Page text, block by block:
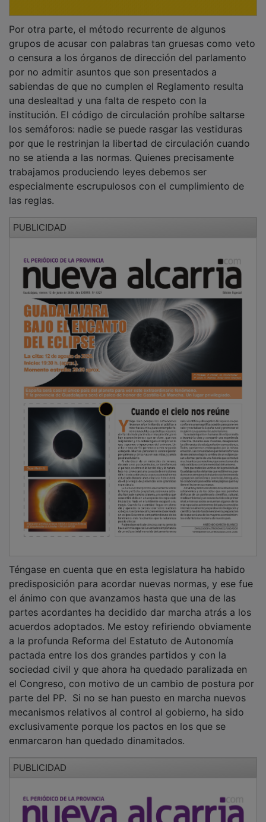
grupos de acusar con palabras tan gruesas como veto
o censura a los órganos de dirección del parlamento
por no admitir asuntos que son presentados a
sabiendas de que no cumplen el Reglamento resulta
una deslealtad y una falta de respeto con la
institución. El código de circulación prohíbe saltarse
los semáforos: nadie se puede rasgar las vestiduras
por que le restrinjan la libertad de circulación cuando
no se atienda a las normas. Quienes precisamente
trabajamos produciendo leyes debemos ser
especialmente escrupulosos con el cumplimiento de
las reglas.
predisposición para acordar nuevas normas, y ese fue
el ánimo con que avanzamos hasta que una de las
partes acordantes ha decidido dar marcha atrás a los
acuerdos adoptados. Me estoy refiriendo obviamente
a la profunda Reforma del Estatuto de Autonomía
pactada entre los dos grandes partidos y con la
sociedad civil y que ahora ha quedado paralizada en
el Congreso, con motivo de un cambio de postura por
parte del PP. Si no se han puesto en marcha nuevos
mecanismos relativos al control al gobierno, ha sido
exclusivamente porque los pactos en los que se
enmarcaron han quedado dinamitados.